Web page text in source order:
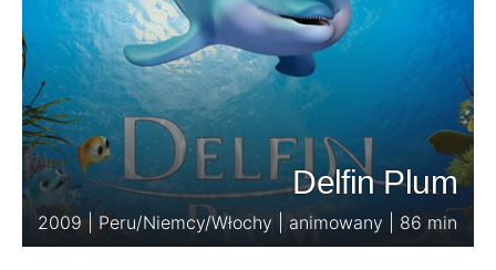
Delfin Plum
2009 | Peru/Niemcy/Włochy | animowany | 86 min